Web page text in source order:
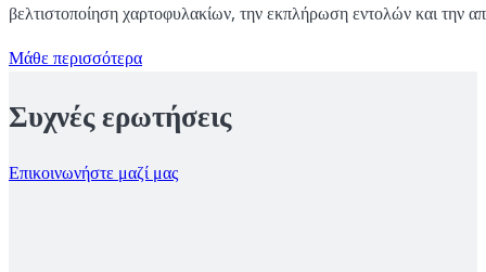
βελτιστοποίηση χαρτοφυλακίων, την εκπλήρωση εντολών και την
Μάθε περισσότερα
Συχνές ερωτήσεις
Επικοινωνήστε μαζί μας